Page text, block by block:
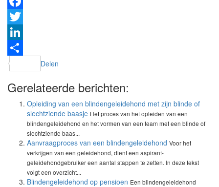
Facebook
Twitter
LinkedIn
Delen
Gerelateerde berichten:
Opleiding van een blindengeleidehond met zijn blinde of
slechtziende baasje Het proces van het opleiden van een
blindengeleidehond en het vormen van een team met een blinde of
slechtziende baas...
Aanvraagproces van een blindengeleidehond Voor het
verkrijgen van een geleidehond, dient een aspirant-
geleidehondgebruiker een aantal stappen te zetten. In deze tekst
volgt een overzicht...
Blindengeleidehond op pensioen Een blindengeleidehond